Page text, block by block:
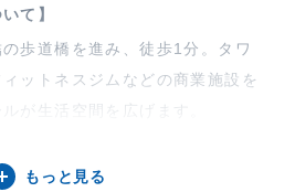
て】
の歩道橋を進み、徒歩1分。タワ
ットネスジムなどの商業施設を
が生活空間を広げます。
コニー、 一部フローリング
もっと見る